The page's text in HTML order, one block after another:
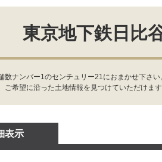
東京地下鉄日比
ナンバー1のセンチュリー21におまかせ下
希望に沿った土地情報を見つけていただけ
表示